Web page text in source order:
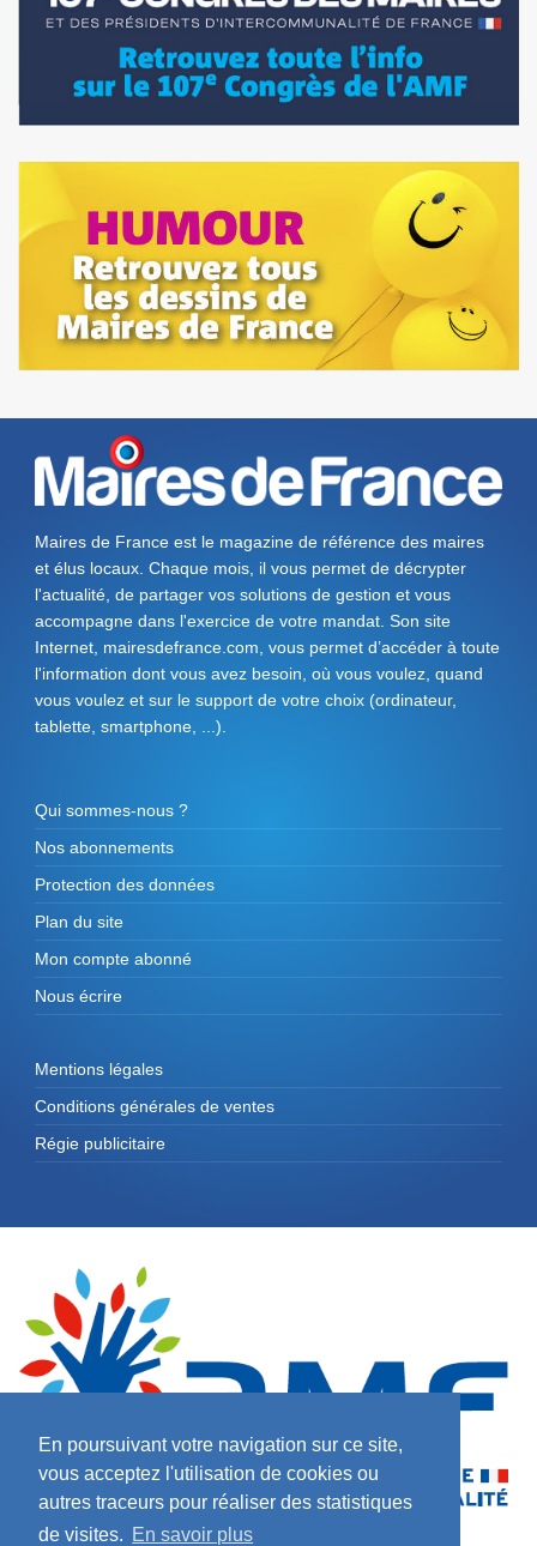
En poursuivant votre navigation sur ce site,
vous acceptez l'utilisation de cookies ou
autres traceurs pour réaliser des statistiques
de visites. En savoir plus
Maires de France est le magazine de référence des maires
et élus locaux. Chaque mois, il vous permet de décrypter
l'actualité, de partager vos solutions de gestion et vous
accompagne dans l'exercice de votre mandat. Son site
Internet, mairesdefrance.com, vous permet d’accéder à toute
l'information dont vous avez besoin, où vous voulez, quand
vous voulez et sur le support de votre choix (ordinateur,
tablette, smartphone, ...).
Qui sommes-nous ?
Nos abonnements
Protection des données
Plan du site
Mon compte abonné
Nous écrire
Mentions légales
Conditions générales de ventes
Régie publicitaire